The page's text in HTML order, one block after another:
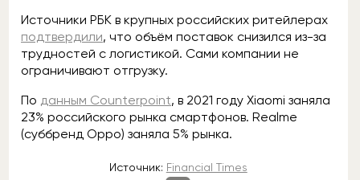
Источники РБК в крупных российских ритейлерах
подтвердили, что объём поставок снизился из-за
трудностей с логистикой. Сами компании не
ограничивают отгрузку.
По данным Counterpoint, в 2021 году Xiaomi заняла
23% российского рынка смартфонов. Realme
(суббренд Oppo) заняла 5% рынка.
Источник: Financial Times